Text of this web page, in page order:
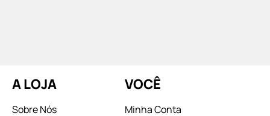
A LOJA
Sobre Nós
VOCÊ
Minha Conta